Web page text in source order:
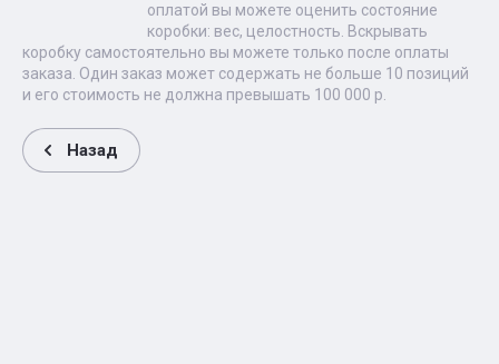
оплатой вы можете оценить состояние
коробки: вес, целостность. Вскрывать
коробку самостоятельно вы можете только после оплаты
заказа. Один заказ может содержать не больше 10 позиций
и его стоимость не должна превышать 100 000 р.
Назад